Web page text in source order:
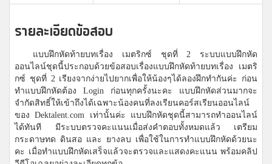
รายละเอียดข้อสอบ
แบบฝึกหัดท้ายบทเรื่อง เมตริกซ์ ชุดที่ 2 ระบบแบบฝึกหัด
ออนไลน์ชุดนี้ประกอบด้วยข้อสอบเรื่องแบบฝึกหัดท้ายบทเรื่อง เมตริ
กซ์ ชุดที่ 2 เรียงจากง่ายไปยากเพื่อให้น้องๆได้ลองฝึกทำกันค่ะ ก่อน
ทำแบบฝึกหัดต้อง Login ก่อนทุกครั้งนะคะ แบบฝึกหัดส่วนมากจะ
จำกัดสิทธิ์ให้เข้าถึงได้เฉพาะน้องคนที่ลงเรียนคอร์สเรียนออนไลน์
ของ Dektalent.com เท่านั้นค่ะ แบบฝึกหัดชุดนี้สามารถทำออนไลน์
ได้ทันที มีระบบตรวจคะแนนเมื่อส่งคำตอบทั้งหมดแล้ว เตรียม
กระดาษทด ดินสอ และ ยางลบ เพื่อใช้ในการทำแบบฝึกหัดด้วยนะ
คะ เมื่อทำแบบฝึกหัดเสร็จแล้วจะตรวจและแสดงคะแนน พร้อมคลิป